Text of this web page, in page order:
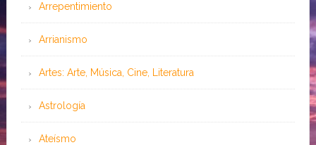
Arrepentimiento
Arrianismo
Artes: Arte, Música, Cine, Literatura
Astrología
Ateísmo